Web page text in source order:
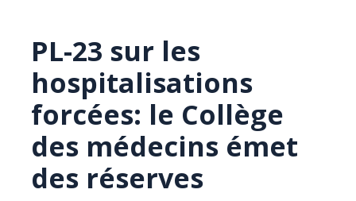
PL-23 sur les
hospitalisations
forcées: le Collège
des médecins émet
des réserves